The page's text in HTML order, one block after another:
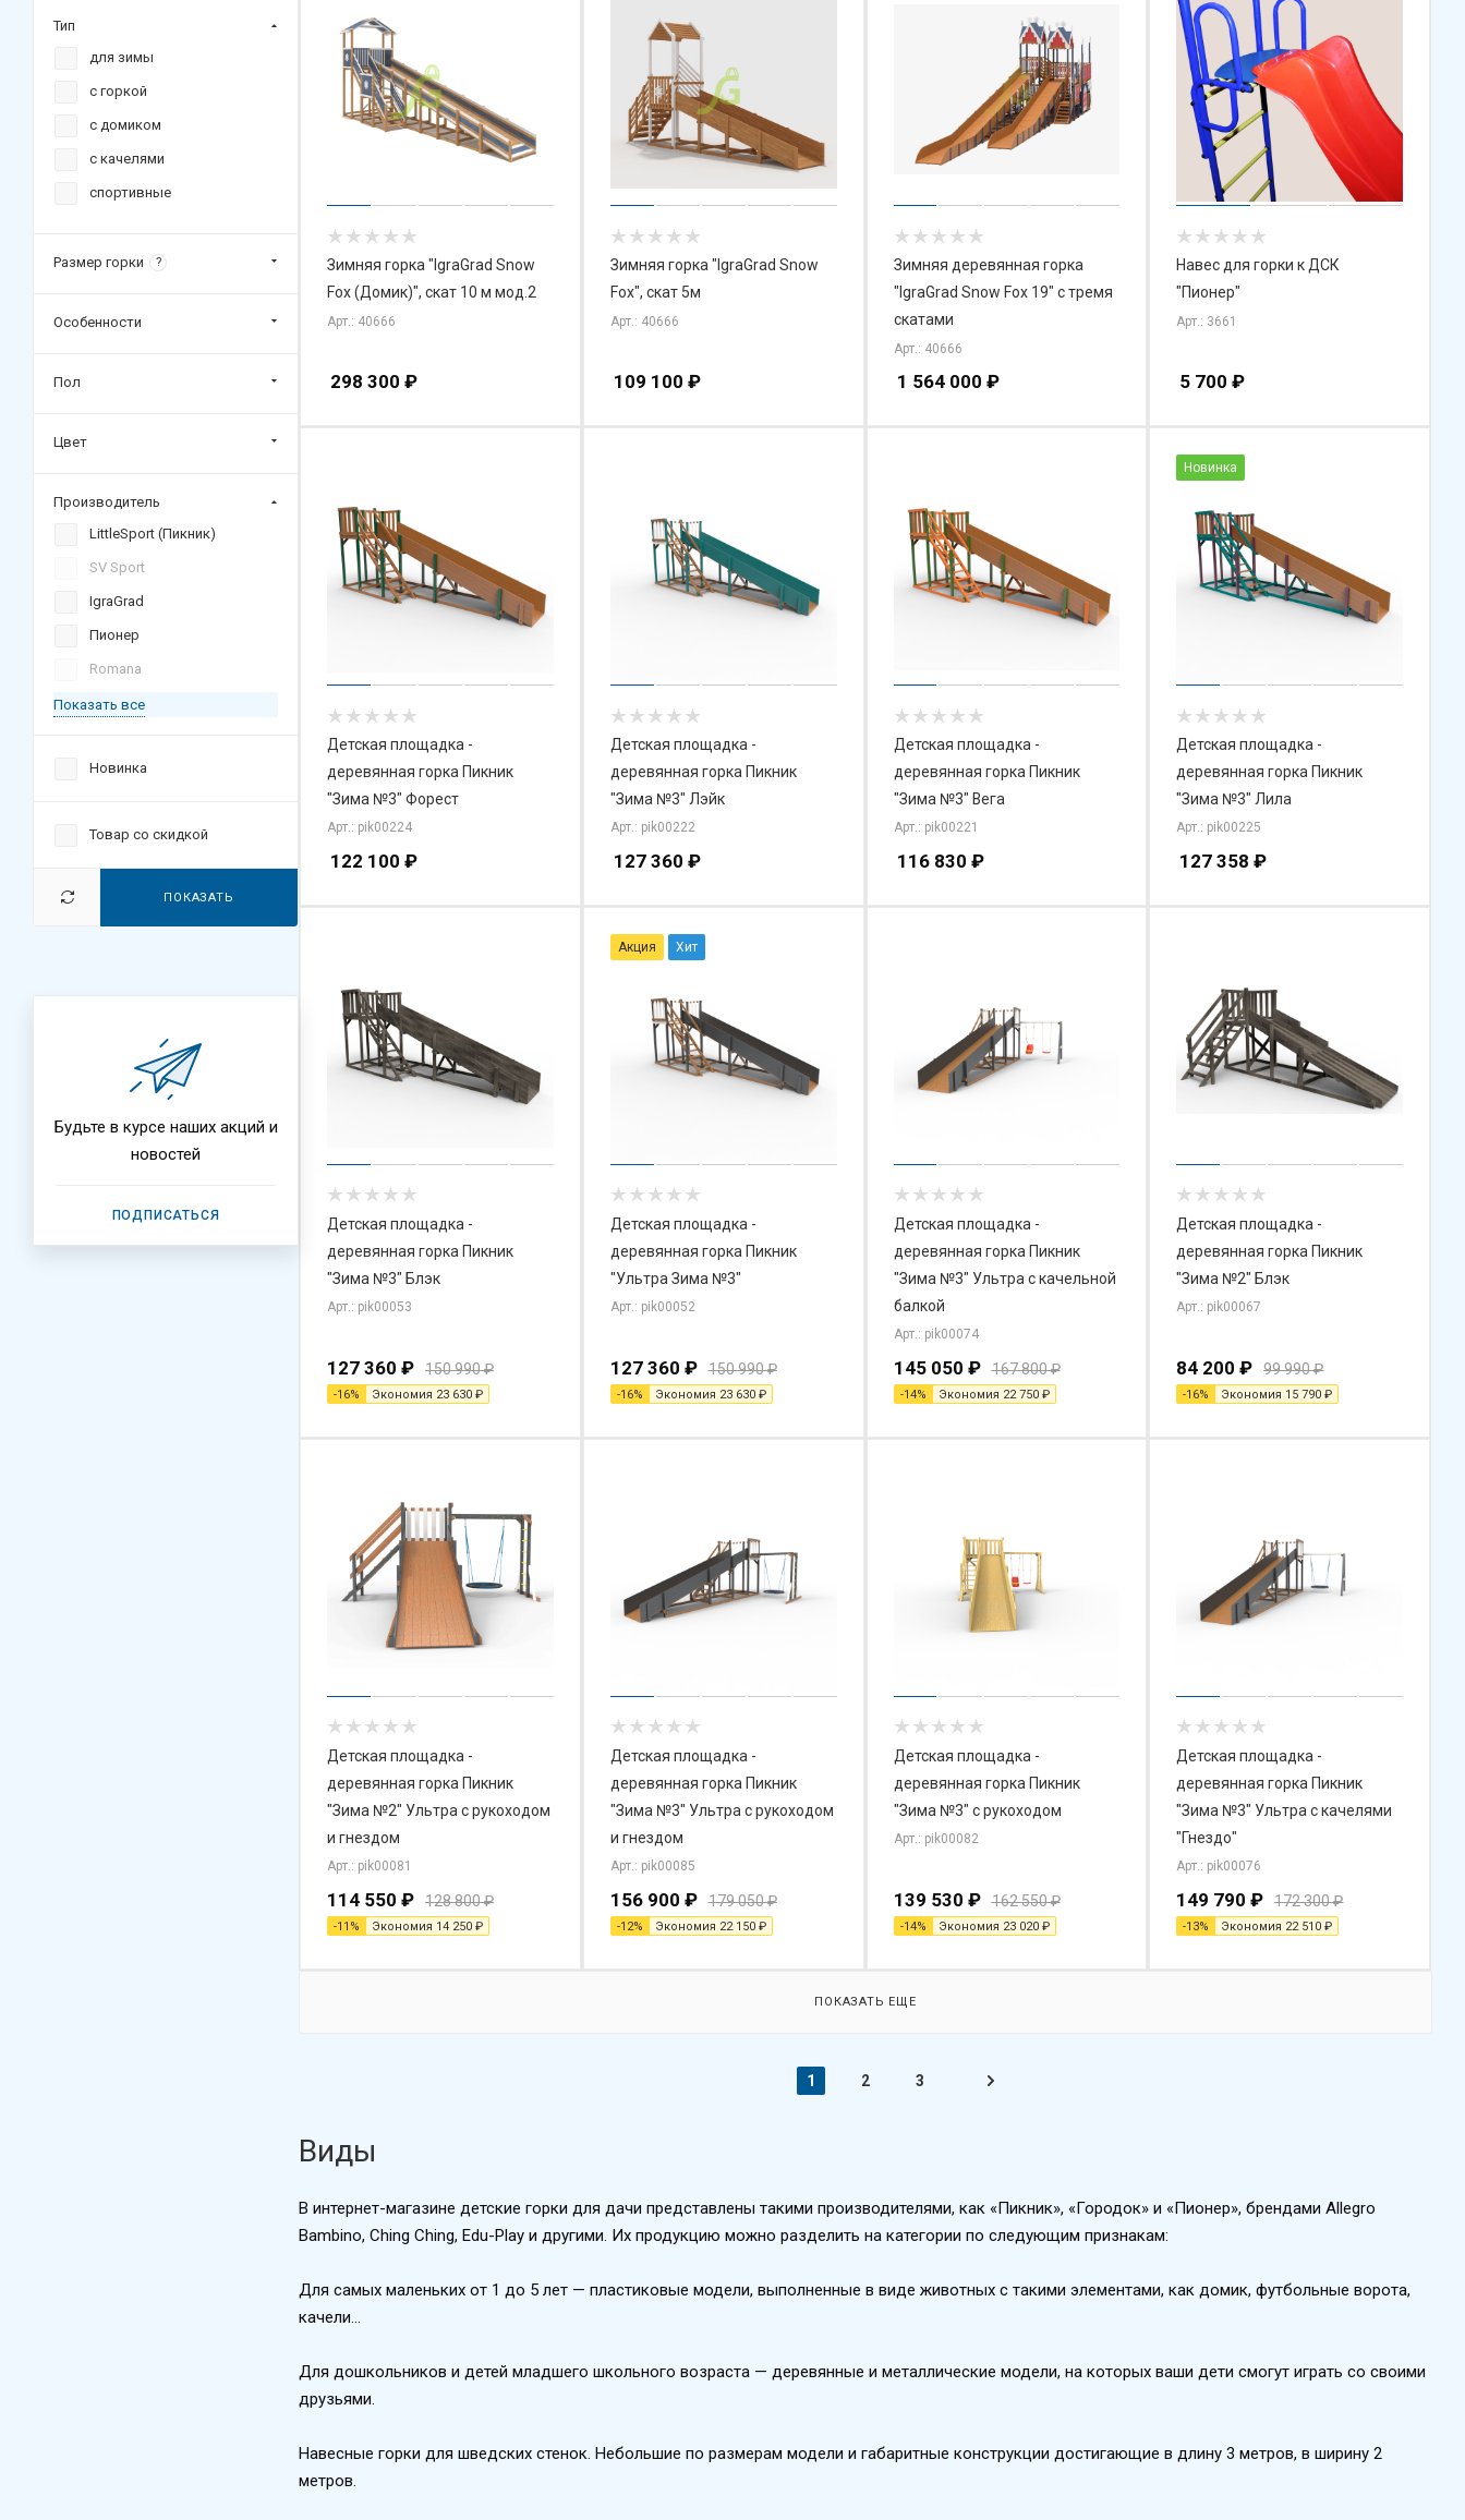
Зимняя горка "IgraGrad Snow
Fox (Домик)", скат 10 м мод.2
Арт.: 40666
298 300 ₽
Зимняя горка "IgraGrad Snow
Fox", скат 5м
Арт.: 40666
109 100 ₽
Зимняя деревянная горка
"IgraGrad Snow Fox 19" с тремя
скатами
Арт.: 40666
1 564 000 ₽
Навес для горки к ДСК
"Пионер"
Арт.: 3661
5 700 ₽
Детская площадка -
деревянная горка Пикник
"Зима №3" Форест
Арт.: pik00224
122 100 ₽
Детская площадка -
деревянная горка Пикник
"Зима №3" Лэйк
Арт.: pik00222
127 360 ₽
Детская площадка -
деревянная горка Пикник
"Зима №3" Вега
Арт.: pik00221
116 830 ₽
Новинка
Детская площадка -
деревянная горка Пикник
"Зима №3" Лила
Арт.: pik00225
127 358 ₽
Детская площадка -
деревянная горка Пикник
"Зима №3" Блэк
Арт.: pik00053
127 360 ₽ 150 990₽
-16% Экономия 23 630 ₽
Акция Хит
Детская площадка -
деревянная горка Пикник
"Ультра Зима №3"
Арт.: pik00052
127 360 ₽ 150 990₽
-16% Экономия 23 630₽
Детская площадка -
деревянная горка Пикник
"Зима №3" Ультра с качельной
балкой
Арт.: pik00074
145 050 ₽ 167 800₽
-14% Экономия 22 750₽
Детская площадка -
деревянная горка Пикник
"Зима №2" Блэк
Арт.: pik00067
84 200 ₽ 99 990₽
-16% Экономия 15 790 ₽
Детская площадка -
деревянная горка Пикник
"Зима №2" Ультра с рукоходом
и гнездом
Арт.: pik00081
114 550 ₽ 128 800₽
-11 % Экономия 14 250 ₽
Детская площадка -
деревянная горка Пикник
"Зима №3" Ультра с рукоходом
и гнездом
Арт.: pik00085
156 900 ₽ 179 050₽
-12% Экономия 22 150₽
Детская площадка -
деревянная горка Пикник
"Зима №3" с рукоходом
Арт.: pik00082
139 530 ₽ 162 550₽
-14% Экономия 23 020₽
Детская площадка -
деревянная горка Пикник
"Зима №3" Ультра с качелями
"Гнездо"
Арт.: pik00076
149 790 ₽ 172 300₽
-13% Экономия 22 510 ₽
ПОКАЗАТЬ ЕЩЕ
1 2 3
Виды
В интернет-магазине детские горки для дачи представлены такими производителями, как «Пикник», «Городок» и «Пионер», брендами Allegro
Bambino, Ching Ching, Edu-Play и другими. Их продукцию можно разделить на категории по следующим признакам:
Для самых маленьких от 1 до 5 лет — пластиковые модели, выполненные в виде животных с такими элементами, как домик, футбольные ворота,
качели…
Для дошкольников и детей младшего школьного возраста — деревянные и металлические модели, на которых ваши дети смогут играть со своими
друзьями.
Навесные горки для шведских стенок. Небольшие по размерам модели и габаритные конструкции достигающие в длину 3 метров, в ширину 2
метров.
Тип
для зимы
с горкой
с домиком
с качелями
спортивные
Размер горки ?
Особенности
Пол
Цвет
Производитель
LittleSport (Пикник)
SV Sport
IgraGrad
Пионер
Romana
Показать все
Новинка
Товар со скидкой
ПОКАЗАТЬ
Будьте в курсе наших акций и
новостей
ПОДПИСАТЬСЯ